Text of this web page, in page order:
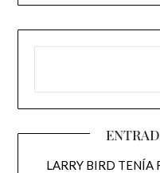
LARRY BIRD TENÍA